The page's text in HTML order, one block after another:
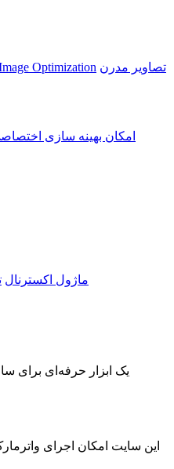
Optimization تصاویر مدرن
امکان بهینه سازی
ماژول اکسترنال
این سایت امکان اجرای